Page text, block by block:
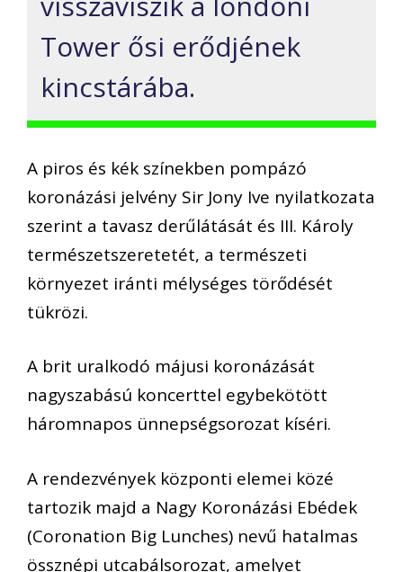
Tower ősi erődjének
kincstárába.
A piros és kék színekben pompázó
koronázási jelvény Sir Jony Ive nyilatkozata
szerint a tavasz derűlátását és III. Károly
természetszeretetét, a természeti
környezet iránti mélységes törődését
tükrözi.
A brit uralkodó májusi koronázását
nagyszabású koncerttel egybekötött
háromnapos ünnepségsorozat kíséri.
A rendezvények központi elemei közé
tartozik majd a Nagy Koronázási Ebédek
(Coronation Big Lunches) nevű hatalmas
össznépi utcabálsorozat, amelyet